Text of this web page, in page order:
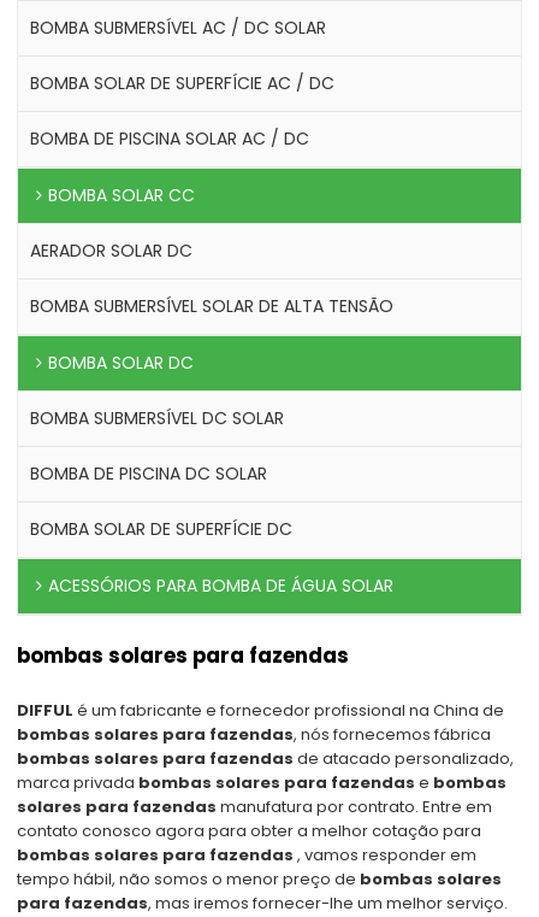
BOMBA SUBMERSÍVEL AC / DC SOLAR
BOMBA SOLAR DE SUPERFÍCIE AC / DC
BOMBA DE PISCINA SOLAR AC / DC
BOMBA SOLAR CC
AERADOR SOLAR DC
BOMBA SUBMERSÍVEL SOLAR DE ALTA TENSÃO
BOMBA SOLAR DC
BOMBA SUBMERSÍVEL DC SOLAR
BOMBA DE PISCINA DC SOLAR
BOMBA SOLAR DE SUPERFÍCIE DC
ACESSÓRIOS PARA BOMBA DE ÁGUA SOLAR
bombas solares para fazendas
DIFFUL é um fabricante e fornecedor profissional na China de
bombas solares para fazendas, nós fornecemos fábrica
bombas solares para fazendas de atacado personalizado,
marca privada bombas solares para fazendas e bombas
solares para fazendas manufatura por contrato. Entre em
contato conosco agora para obter a melhor cotação para
bombas solares para fazendas , vamos responder em
tempo hábil, não somos o menor preço de bombas solares
para fazendas, mas iremos fornecer-lhe um melhor serviço.